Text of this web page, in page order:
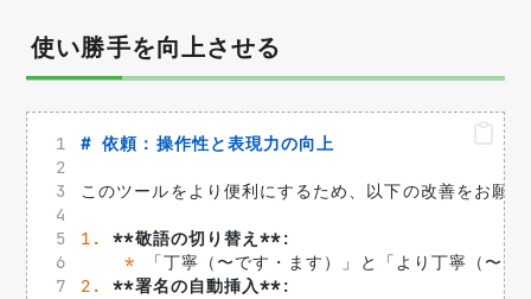
使い勝手を向上させる
# 依頼：操作性と表現力の向上
このツールをより便利にするため、以下の改善をお願
1. **敬語の切り替え**:
* 「丁寧（〜です・ます）」と「より丁寧（〜
2.
**署名の自動挿入**: